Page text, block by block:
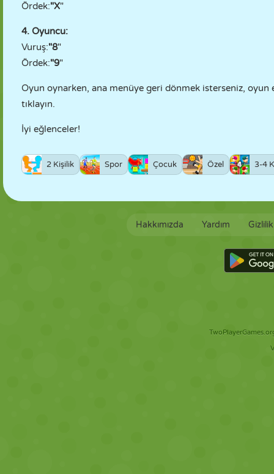
Ördek:"X"
4. Oyuncu:
Vuruş:"8"
Ördek:"9"
Oyun oynarken, ana menüye geri dönmek isterseniz, oyun
tıklayın.
İyi eğlenceler!
2 Kişilik Spor Çocuk Özel 3-4
Hakkımızda Yardım